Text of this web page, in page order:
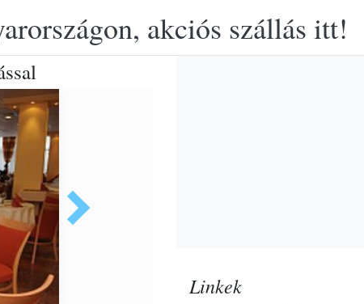
akciós szállás itt!
Linkek